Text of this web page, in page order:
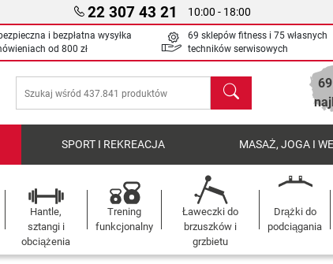
22 307 43 21 10:00 - 18:00
i bezpłatna wysyłka
od 800 zł
69 sklepów fitness i 75 własnych
techników serwisowych
Szukaj
SPORT I REKREACJA MASAŻ, JOGA I
Hantle,
sztangi i
obciążenia
Trening
funkcjonalny
Ławeczki do
brzuszków i
grzbietu
Drążki do
podciągania